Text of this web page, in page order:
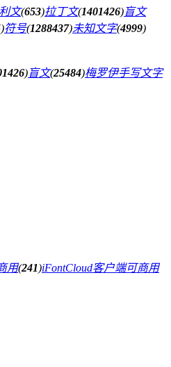
文(653)拉丁文(1401426)盲文
)符号(1288437)未知文字(4999)
)盲文(25484)梅罗伊手写文字
用(241)iFontCloud客户端可商用